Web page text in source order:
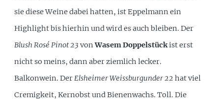
sie diese Weine dabei hatten, ist Eppelmann ein
Highlight bis hierhin und wird es auch bleiben. Der
Blush Rosé Pinot 23 vonWasem Doppelstückist erst
nicht so meins, dann aber ziemlich lecker.
Balkonwein. DerElsheimer Weissburgunder 22 hat viel
Cremigkeit, Kernobst und Bienenwachs. Toll. Die